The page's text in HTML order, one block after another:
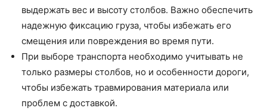
выдержать вес и высоту столбов. Важно обеспечить
надежную фиксацию груза, чтобы избежать его
смещения или повреждения во время пути.
При выборе транспорта необходимо учитывать не
только размеры столбов, но и особенности дороги,
чтобы избежать травмирования материала или
проблем с доставкой.